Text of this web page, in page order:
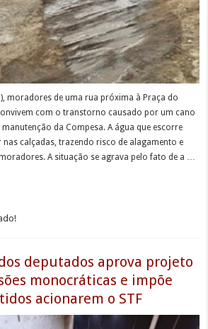
moradores de uma rua próxima à Praça do
com o transtorno causado por um cano
da Compesa. A água que escorre
calçadas, trazendo risco de alagamento e
A situação se agrava pelo fato de a …
dos deputados aprova projeto
monocráticas e impõe
acionarem o STF